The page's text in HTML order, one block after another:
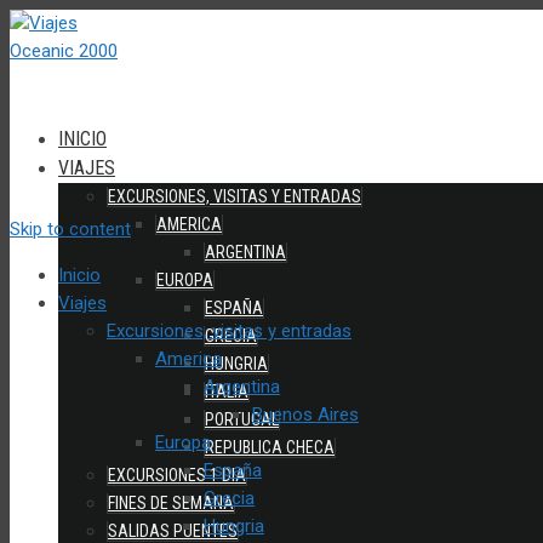
INICIO
VIAJES
EXCURSIONES, VISITAS Y ENTRADAS
AMERICA
ARGENTINA
EUROPA
ESPAÑA
GRECIA
HUNGRIA
ITALIA
PORTUGAL
REPUBLICA CHECA
EXCURSIONES 1 DIA
FINES DE SEMANA
SALIDAS PUENTES
Skip to content
Inicio
Viajes
Excursiones, visitas y entradas
America
Argentina
Buenos Aires
Europa
España
Grecia
Hungria